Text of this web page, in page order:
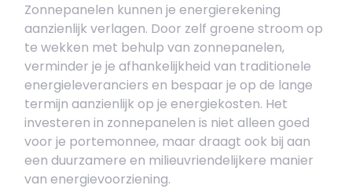
Zonnepanelen kunnen je energierekening
aanzienlijk verlagen. Door zelf groene stroom op
te wekken met behulp van zonnepanelen,
verminder je je afhankelijkheid van traditionele
energieleveranciers en bespaar je op de lange
termijn aanzienlijk op je energiekosten. Het
investeren in zonnepanelen is niet alleen goed
voor je portemonnee, maar draagt ook bij aan
een duurzamere en milieuvriendelijkere manier
van energievoorziening.